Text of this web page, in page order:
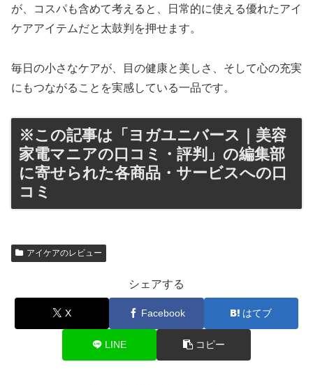
が、コスパも含めて考えると、日常的に使える優れたアイ
ケアアイテムだと太鼓判を押せます。
毎日の小さなケアが、目の健康と美しさ、そして心の充実
にもつながることを実感している一品です。
※この記事は「ヨガユニバース｜美容
家電マニアの口コミ・評判」の編集部
に寄せられた各商品・サービスへの口
コミ
アイケアのレビュー
シェアする
X Facebook はてブ
LINE コピー